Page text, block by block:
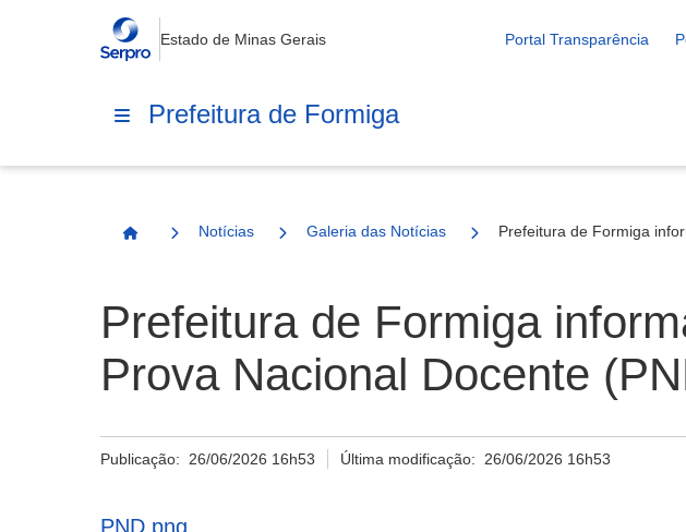
Estado de Minas Gerais Portal Transparência
Prefeitura de Formiga
Página Inicial
Notícias Galeria das Notícias Prefeitura de Formiga
Prefeitura de Formiga
Prova Nacional Docente
Publicação: 26/06/2026 16h53 Última modificação: 26/06/2026 16h53
PND.png